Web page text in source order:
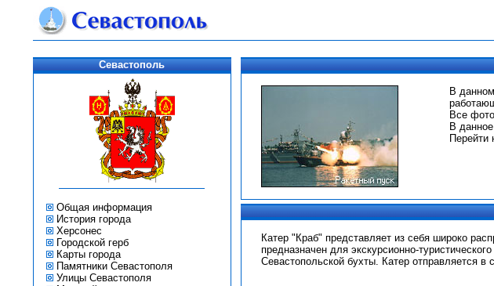
Севастополь
Общая информация
История города
Херсонес
Городской герб
Карты города
Памятники Севастополя
Улицы Севастополя
В
Все
В
Перейти
Катер "Краб" представляет из себя широко
предназначен для экскурсионно-
Севастопольской бухты. Катер отправляется